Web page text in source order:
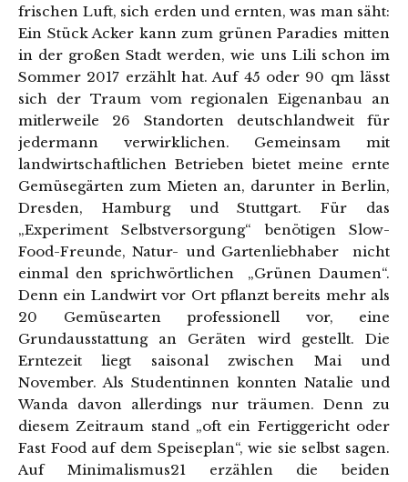
frischen Luft, sich erden und ernten, was man säht:
Ein Stück Acker kann zum grünen Paradies mitten
in der großen Stadt werden, wie uns Lili schon im
Sommer 2017 erzählt hat. Auf 45 oder 90 qm lässt
sich der Traum vom regionalen Eigenanbau an
mitlerweile 26 Standorten deutschlandweit für
jedermann verwirklichen. Gemeinsam mit
landwirtschaftlichen Betrieben bietet meine ernte
Gemüsegärten zum Mieten an, darunter in Berlin,
Dresden, Hamburg und Stuttgart. Für das
„Experiment Selbstversorgung“ benötigen Slow-
Food-Freunde, Natur- und Gartenliebhaber nicht
einmal den sprichwörtlichen „Grünen Daumen“.
Denn ein Landwirt vor Ort pflanzt bereits mehr als
20 Gemüsearten professionell vor, eine
Grundausstattung an Geräten wird gestellt. Die
Erntezeit liegt saisonal zwischen Mai und
November. Als Studentinnen konnten Natalie und
Wanda davon allerdings nur träumen. Denn zu
diesem Zeitraum stand „oft ein Fertiggericht oder
Fast Food auf dem Speiseplan“, wie sie selbst sagen.
Auf Minimalismus21 erzählen die beiden